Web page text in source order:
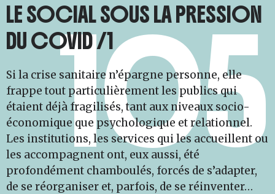
LE SOCIAL SOUS LA PRESSION
DU COVID /1
Si la crise sanitaire n’épargne personne, elle
frappe tout particulièrement les publics qui
étaient déjà fragilisés, tant aux niveaux socio-
économique que psychologique et relationnel.
Les institutions, les services qui les accueillent ou
les accompagnent ont, eux aussi, été
profondément chamboulés, forcés de s’adapter,
de se réorganiser et, parfois, de se réinventer…
105